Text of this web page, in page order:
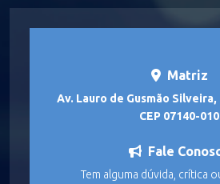
Matriz
Av. Lauro de Gusmão Silveira,
CEP 07140-010
Fale
Tem alguma dúvida, crítica